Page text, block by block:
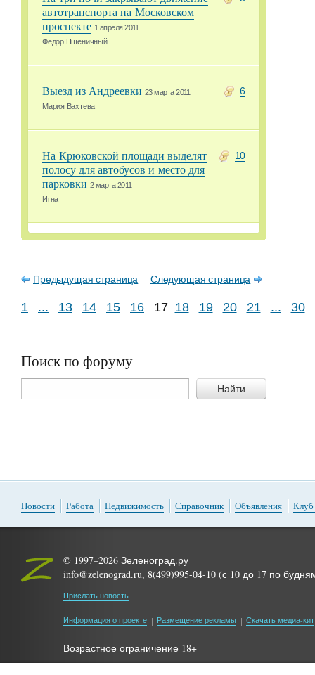
автотранспорта на Московском
проспекте 1 апреля 2011
Федор Пшеничный
6
Выезд из Андреевки 23 марта 2011
Мария Вахтева
10
На Крюковской площади выделят
полосу для автобусов и место для
парковки 2 марта 2011
Игнат
Предыдущая страница Следующая страница
1 ... 13 14 15 16 17 18 19 20 21 ... 30
Поиск по форуму
Найти
Новости Работа Недвижимость Справочник Объявления Клуб
© 1997–2026 Зеленоград.ру
info@zelenograd.ru, 8(499)995-04-10 (с 10 до 17 по
Прислать новость
Информация о проекте Размещение рекламы Скачать медиа-кит
Возрастное ограничение 18+